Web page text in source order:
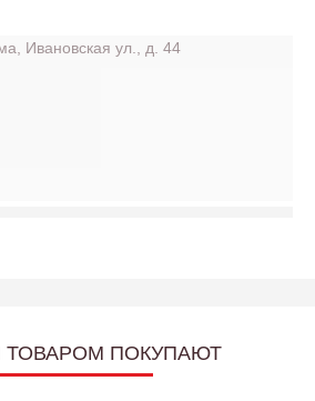
Ивановская ул., д. 44
ТОВАРОМ ПОКУПАЮТ